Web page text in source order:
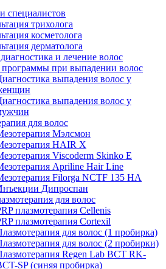
специалистов
трихолога
косметолога
дерматолога
и лечение волос
программы при выпадении волос
выпадения волос у
выпадения волос у
для волос
Мэлсмон
HAIR X
Viscoderm Skinko E
Apriline Hair Line
Filorga NCTF 135 HA
Дипроспан
для волос
плазмотерапия Cellenis
плазмотерапия Cortexil
для волос (1 пробирка)
для волос (2 пробирки)
Regen Lab BCT RK-
SP (синяя пробирка)